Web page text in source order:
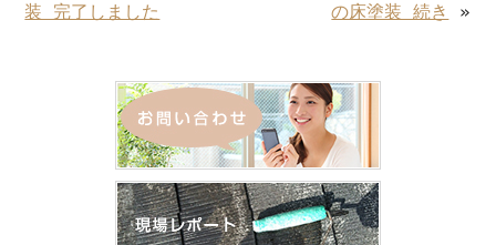
装 完了しました
の床塗装 続き
»